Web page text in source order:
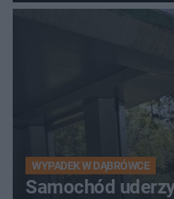
WYPADEK W DĄBRÓWCE
Samochód